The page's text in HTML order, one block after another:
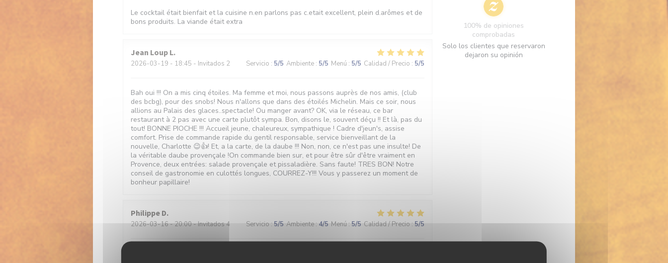
Le cocktail était bienfait et la cuisine n.en parlons pas c.etait excellent, plein d.arômes et de
bons produits. La viande était extra
Jean Loup L
2026-03-19 - 18:45 - Invitados 2 Servicio : 5/5 Ambiente: 5/5 Menú : 5/5 Calidad / Precio : 5/5
Bah oui !!! On a mis cinq étoiles. Ma femme et moi, nous passons auprès de nos amis, (club
des bcbg), pour des snobs! Nous n'allons que dans des étoilés Michelin. Mais ce soir, nous
allions au Palais des glaces..spectacle! Ou manger avant? OK, via le réseau, ce bar
restaurant à 2 pas avec une carte plutôt sympa. Bon, disons le, souvent déçu !! Et là, pas du
tout! BONNE PIOCHE !!! Accueil jeune, chaleureux, sympathique ! Cadre d'jeun's, assise
comfort. Prise de commande rapide du gentil responsable, service bienveillant de la
nouvelle, Charlotte 😉👍! Et, a la carte, de la daube !!! Non, non, ce n'est pas une insulte! De
la véritable daube provençale !On commande bien sur, et pour être sûr d'être vraiment en
Provence, deux entrées: salade provençale et pissaladière. Sans faute! TRES BON! Notre
conseil de gastronomie en culottés longues, COURREZ-Y!!! Vous y passerez un moment de
bonheur papillaire!
Philippe D
2026-03-16- 20:00 - Invitados 4 Servicio : 5/5 Ambiente: 4/5 Menú : 5/5 Calidad / Precio : 5/5
100% de opiniones
comprobadas
Solo los clientes que reservaron
dejaron su opinión